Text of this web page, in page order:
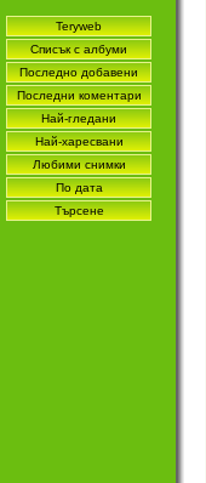
Teryweb
Списък с албуми
Последно добавени
Последни коментари
Най-гледани
Най-харесвани
Любими снимки
По дата
Търсене